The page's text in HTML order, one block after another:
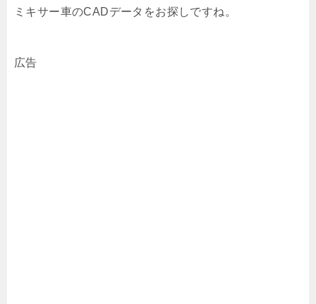
ミキサー車のCADデータをお探しですね。
広告